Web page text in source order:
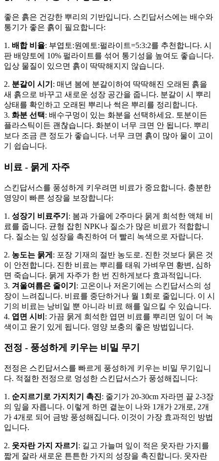
좋은 흙은 건강한 뿌리의 기반입니다. 스킨답서스에는 배수와
통기가 좋은 흙이 필요합니다:
1. 배합 비율: 부엽토:원예토:펄라이트=5:3:2를 추천합니다. 시
판 배양토에 10% 펄라이트를 섞어 통기성을 높여도 좋습니다.
입상 물질이 있으면 흙이 딱딱해지지 않습니다.
2. 분갈이 시기 : 매년 봄에 분갈이하여 딱딱해진 오래된 흙을
새 흙으로 바꾸고 새로운 성장 공간을 줍니다. 분갈이 시 뿌리
상태를 확인하고 오래된 뿌리나 썩은 뿌리를 정리합니다.
3. 화분 선택: 배수구멍이 있는 화분을 선택하세요. 토분이든
플라스틱이든 괜찮습니다. 화분이 너무 크면 안 됩니다. 뿌리
보다 조금 큰 정도가 좋습니다. 너무 크면 흙이 많아 물이 고이
기 쉽습니다.
비료 - 묽게 자주
스킨답서스를 풍성하게 키우려면 비료가 중요합니다. 충분한
영양이 빠른 성장을 보장합니다:
1. 성장기 비료주기 : 봄과 가을에 2주마다 묽게 희석한 액체 비
료를 줍니다. 균형 잡힌 NPK나 질소가 많은 비료가 적합합니
다. 질소는 잎 성장을 촉진하여 더 빨리 녹색으로 자랍니다.
2. 농도는 묽게 : 포장 기재의 절반 농도로. 진한 것보다 묽은 것
이 안전합니다. 진한 비료는 뿌리를 태워 가벼우면 황변, 심하
면 죽습니다. 묽게 자주가 한 번 진하게보다 효과적입니다.
3. 겨울여름은 줄이기 : 고온이나 저온기에는 스킨답서스의 성
장이 느려집니다. 비료를 중단하거나 월 1회로 줄입니다. 이 시
기의 비료는 낭비일 뿐 아니라 비료 해를 일으킬 수 있습니다.
4. 엽면 시비 : 가끔 묽게 희석한 엽면 비료를 뿌리면 잎이 더 녹
색이고 윤기 있게 됩니다. 영양 보충의 좋은 방법입니다.
전정 - 풍성하게 키우는 비밀 무기
전정은 스킨답서스를 빠르게 풍성하게 키우는 비밀 무기입니
다. 적절한 전정으로 엉성한 스킨답서스가 풍성해집니다:
1. 순지르기로 가지치기 촉진: 줄기가 20-30cm 자라면 끝 2-3장
의 잎을 자릅니다. 이렇게 하면 곁눈이 나와 1개가 2개로, 2개
가 4개로 되어 금방 풍성해집니다. 이것이 가장 효과적인 방법
입니다.
2. 웃자란 가지 자르기 : 길고 가늘며 잎이 적은 웃자란 가지를
짧게 잘라 새로운 튼튼한 가지의 성장을 촉진합니다. 웃자란